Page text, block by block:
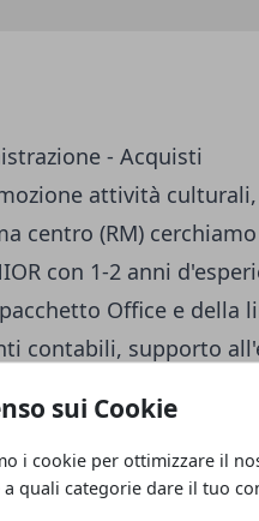
sui Cookie
i cookie per ottimizzare il
a quali categorie dare il tuo
- Acquisti
attività
centro (RM) cerchiamo
con 1-2 anni
Office e della
contabili, supporto
generale e
coi fornitori. Si offre
di un anno, con